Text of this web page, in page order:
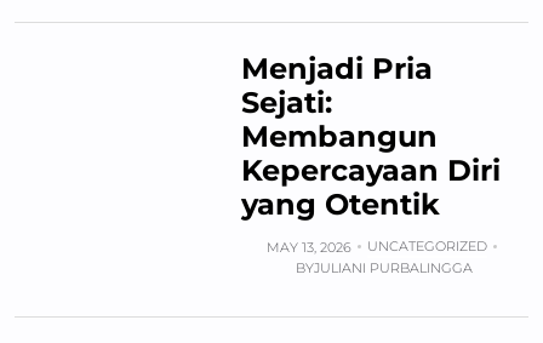
Menjadi Pria
Sejati:
Membangun
Kepercayaan Diri
yang Otentik
MAY 13, 2026
UNCATEGORIZED
BYJULIANI PURBALINGGA